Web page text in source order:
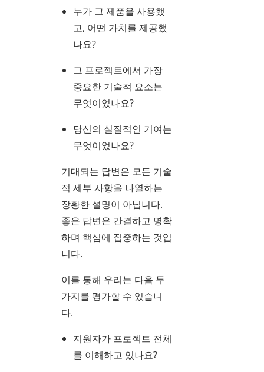
누가 그 제품을 사용했
고, 어떤 가치를 제공했
나요?
그 프로젝트에서 가장
중요한 기술적 요소는
무엇이었나요?
당신의 실질적인 기여는
무엇이었나요?
기대되는 답변은 모든 기술
적 세부 사항을 나열하는
장황한 설명이 아닙니다.
좋은 답변은 간결하고 명확
하며 핵심에 집중하는 것입
니다.
이를 통해 우리는 다음 두
가지를 평가할 수 있습니
다.
지원자가 프로젝트 전체
를 이해하고 있나요?